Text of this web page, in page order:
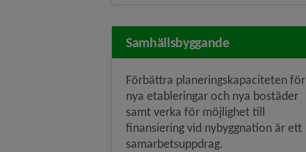
Samhällsbyggande
Förbättra planeringskapaciteten för
nya etableringar och nya bostäder
samt verka för möjlighet till
finansiering vid nybyggnation är ett
samarbetsuppdrag.